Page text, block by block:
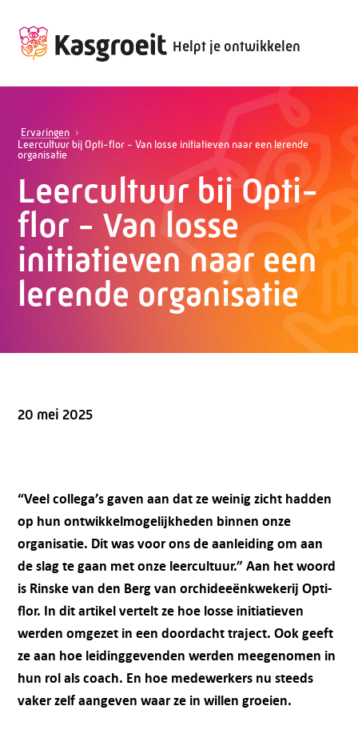
Helpt je ontwikkelen
Ervaringen
Leercultuur bij Opti-flor - Van losse initiatieven naar een lerende
organisatie
Leercultuur bij Opti-
flor - Van losse
initiatieven naar een
lerende organisatie
20 mei 2025
“Veel collega’s gaven aan dat ze weinig zicht hadden
op hun ontwikkelmogelijkheden binnen onze
organisatie. Dit was voor ons de aanleiding om aan
de slag te gaan met onze leercultuur.” Aan het woord
is Rinske van den Berg van orchideeënkwekerij Opti-
flor. In dit artikel vertelt ze hoe losse initiatieven
werden omgezet in een doordacht traject. Ook geeft
ze aan hoe leidinggevenden werden meegenomen in
hun rol als coach. En hoe medewerkers nu steeds
vaker zelf aangeven waar ze in willen groeien.